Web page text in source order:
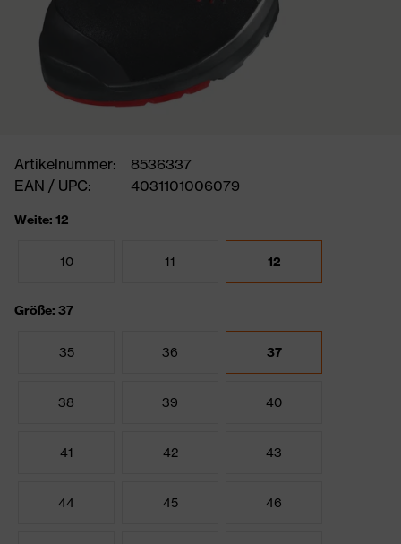
Artikelnummer:
8536337
EAN / UPC:
4031101006079
Weite: 12
10 11 12
Größe: 37
35 36 37
38 39 40
41 42 43
44 45 46